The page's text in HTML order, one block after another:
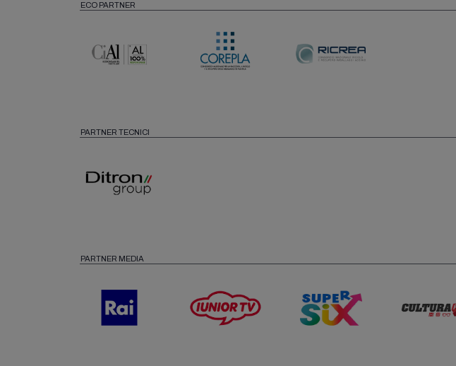
ECO PARTNER
PARTNER TECNICI
PARTNER MEDIA